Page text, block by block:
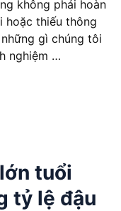
không phải hoàn
hoặc thiếu thông
gì chúng tôi
nghiệm …
tuổi
tỷ lệ đậu